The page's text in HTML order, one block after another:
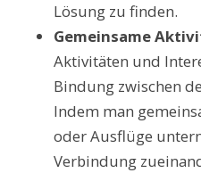
Lösung zu finden.
Gemeinsame
Aktivitäten und
Bindung zwischen
Indem man
oder Ausflüge
Verbindung